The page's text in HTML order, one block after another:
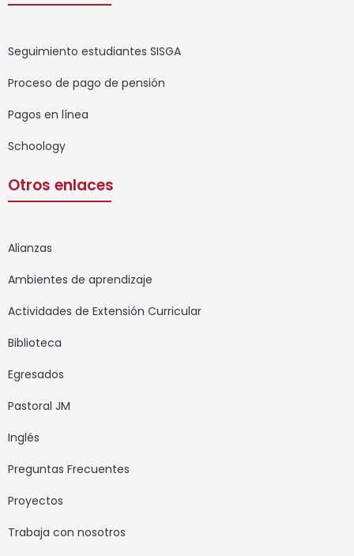
Seguimiento estudiantes SISGA
Proceso de pago de pensión
Pagos en línea
Schoology
Otros enlaces
Alianzas
Ambientes de aprendizaje
Actividades de Extensión Curricular
Biblioteca
Egresados
Pastoral JM
Inglés
Preguntas Frecuentes
Proyectos
Trabaja con nosotros